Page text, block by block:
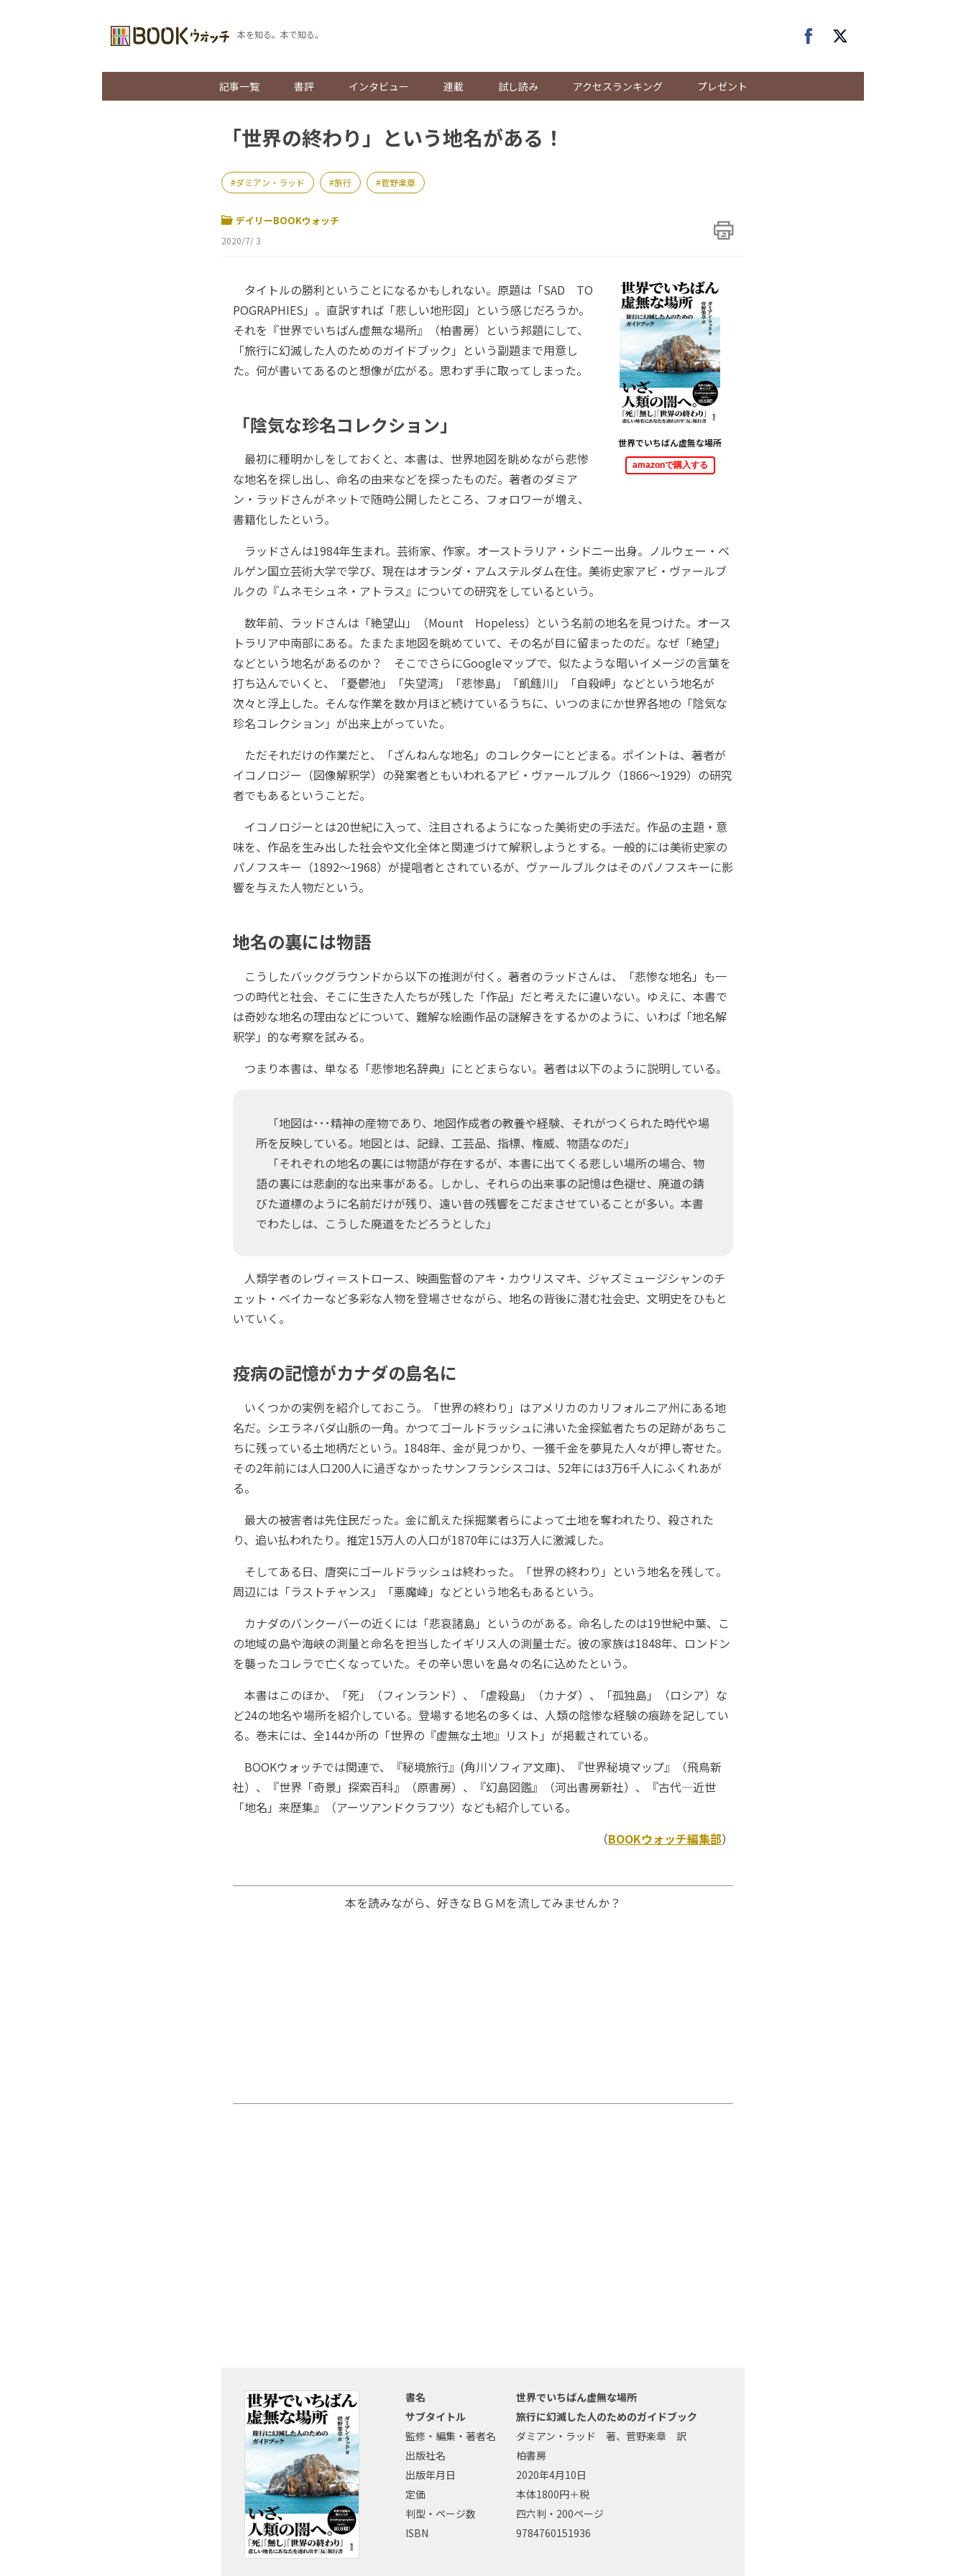
本を知る。本で知る。
記事一覧 書評 インタビュー 連載 試し読み アクセスランキング プレゼント
「世界の終わり」という地名がある！
ダミアン・ラッド 旅行 菅野楽章
デイリーBOOKウォッチ
2020/7/ 3
世界でいちばん虚無な場所
amazonで購入する
タイトルの勝利ということになるかもしれない。原題は「SAD TO
POGRAPHIES」。直訳すれば「悲しい地形図」という感じだろうか。
それを『世界でいちばん虚無な場所』（柏書房）という邦題にして、
「旅行に幻滅した人のためのガイドブック」という副題まで用意し
た。何が書いてあるのと想像が広がる。思わず手に取ってしまった。
「陰気な珍名コレクション」
最初に種明かしをしておくと、本書は、世界地図を眺めながら悲惨
な地名を探し出し、命名の由来などを探ったものだ。著者のダミア
ン・ラッドさんがネットで随時公開したところ、フォロワーが増え、
書籍化したという。
ラッドさんは1984年生まれ。芸術家、作家。オーストラリア・シドニー出身。ノルウェー・ベ
ルゲン国立芸術大学で学び、現在はオランダ・アムステルダム在住。美術史家アビ・ヴァールブ
ルクの『ムネモシュネ・アトラス』についての研究をしているという。
数年前、ラッドさんは「絶望山」（Mount Hopeless）という名前の地名を見つけた。オース
トラリア中南部にある。たまたま地図を眺めていて、その名が目に留まったのだ。なぜ「絶望」
などという地名があるのか？ そこでさらにGoogleマップで、似たような暗いイメージの言葉を
打ち込んでいくと、「憂鬱池」「失望湾」「悲惨島」「飢餓川」「自殺岬」などという地名が
次々と浮上した。そんな作業を数か月ほど続けているうちに、いつのまにか世界各地の「陰気な
珍名コレクション」が出来上がっていた。
ただそれだけの作業だと、「ざんねんな地名」のコレクターにとどまる。ポイントは、著者が
イコノロジー（図像解釈学）の発案者ともいわれるアビ・ヴァールブルク（1866～1929）の研究
者でもあるということだ。
イコノロジーとは20世紀に入って、注目されるようになった美術史の手法だ。作品の主題・意
味を、作品を生み出した社会や文化全体と関連づけて解釈しようとする。一般的には美術史家の
パノフスキー（1892～1968）が提唱者とされているが、ヴァールブルクはそのパノフスキーに影
響を与えた人物だという。
地名の裏には物語
こうしたバックグラウンドから以下の推測が付く。著者のラッドさんは、「悲惨な地名」も一
つの時代と社会、そこに生きた人たちが残した「作品」だと考えたに違いない。ゆえに、本書で
は奇妙な地名の理由などについて、難解な絵画作品の謎解きをするかのように、いわば「地名解
釈学」的な考察を試みる。
つまり本書は、単なる「悲惨地名辞典」にとどまらない。著者は以下のように説明している。
「地図は･･･精神の産物であり、地図作成者の教養や経験、それがつくられた時代や場
所を反映している。地図とは、記録、工芸品、指標、権威、物語なのだ」
「それぞれの地名の裏には物語が存在するが、本書に出てくる悲しい場所の場合、物
語の裏には悲劇的な出来事がある。しかし、それらの出来事の記憶は色褪せ、廃道の錆
びた道標のように名前だけが残り、遠い昔の残響をこだまさせていることが多い。本書
でわたしは、こうした廃道をたどろうとした」
人類学者のレヴィ＝ストロース、映画監督のアキ・カウリスマキ、ジャズミュージシャンのチ
ェット・ベイカーなど多彩な人物を登場させながら、地名の背後に潜む社会史、文明史をひもと
いていく。
疫病の記憶がカナダの島名に
いくつかの実例を紹介しておこう。「世界の終わり」はアメリカのカリフォルニア州にある地
名だ。シエラネバダ山脈の一角。かつてゴールドラッシュに沸いた金探鉱者たちの足跡があちこ
ちに残っている土地柄だという。1848年、金が見つかり、一獲千金を夢見た人々が押し寄せた。
その2年前には人口200人に過ぎなかったサンフランシスコは、52年には3万6千人にふくれあが
る。
最大の被害者は先住民だった。金に飢えた採掘業者らによって土地を奪われたり、殺された
り、追い払われたり。推定15万人の人口が1870年には3万人に激減した。
そしてある日、唐突にゴールドラッシュは終わった。「世界の終わり」という地名を残して。
周辺には「ラストチャンス」「悪魔峰」などという地名もあるという。
カナダのバンクーバーの近くには「悲哀諸島」というのがある。命名したのは19世紀中葉、こ
の地域の島や海峡の測量と命名を担当したイギリス人の測量士だ。彼の家族は1848年、ロンドン
を襲ったコレラで亡くなっていた。その辛い思いを島々の名に込めたという。
本書はこのほか、「死」（フィンランド）、「虐殺島」（カナダ）、「孤独島」（ロシア）な
ど24の地名や場所を紹介している。登場する地名の多くは、人類の陰惨な経験の痕跡を記してい
る。巻末には、全144か所の「世界の『虚無な土地』リスト」が掲載されている。
BOOKウォッチでは関連で、『秘境旅行』(角川ソフィア文庫)、『世界秘境マップ』（飛鳥新
社）、『世界「奇景」探索百科』（原書房）、『幻島図鑑』（河出書房新社）、『古代―近世
「地名」来歴集』（アーツアンドクラフツ）なども紹介している。
（BOOKウォッチ編集部）
本を読みながら、好きなＢＧＭを流してみませんか？
書名
世界でいちばん虚無な場所
サブタイトル
旅行に幻滅した人のためのガイドブック
監修・編集・著者名
ダミアン・ラッド 著、菅野楽章 訳
出版社名
柏書房
出版年月日
2020年4月10日
定価
本体1800円＋税
判型・ページ数
四六判・200ページ
ISBN
9784760151936